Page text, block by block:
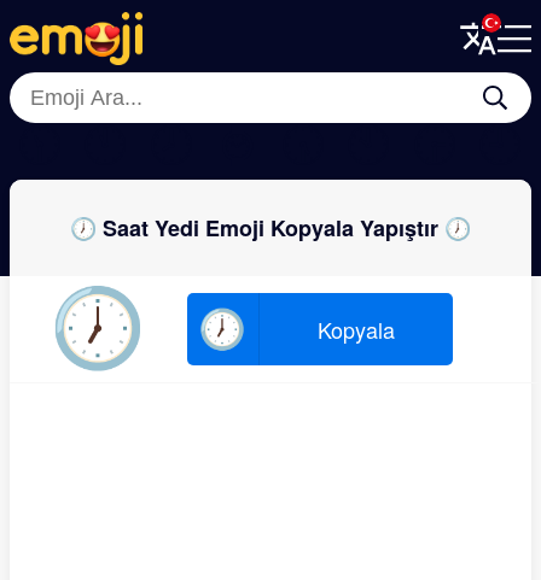
Menu
Close
Menu
Close
🕖 Saat Yedi Emoji Kopyala Yapıştır 🕖
🕖 🕖 Kopyala